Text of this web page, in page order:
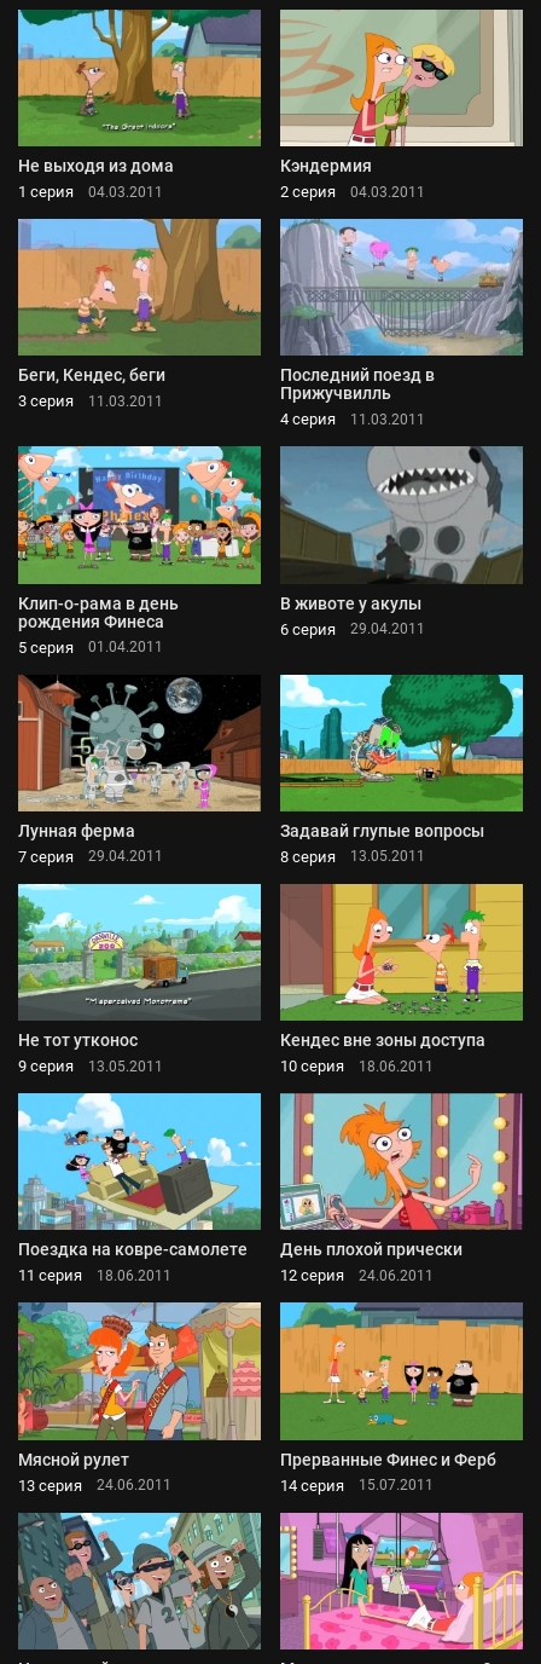
Не выходя из дома
1 серия 04.03.2011
Кэндермия
2 серия 04.03.2011
Беги, Кендес, беги
3 серия 11.03.2011
Последний поезд в
Прижучвилль
4 серия 11.03.2011
Клип-о-рама в день
рождения Финеса
5 серия 01.04.2011
В животе у акулы
6 серия 29.04.2011
Лунная ферма
7 серия 29.04.2011
Задавай глупые вопросы
8 серия 13.05.2011
Не тот утконос
9 серия 13.05.2011
Кендес вне зоны доступа
10 серия 18.06.2011
Поездка на ковре-самолете
11 серия 18.06.2011
День плохой прически
12 серия 24.06.2011
Мясной рулет
13 серия 24.06.2011
Прерванные Финес и Ферб
14 серия 15.07.2011